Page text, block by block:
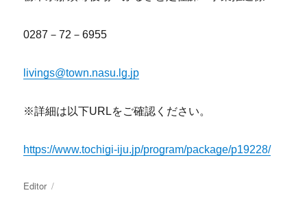
0287－72－6955
livings@town.nasu.lg.jp
※詳細は以下URLをご確認ください。
https://www.tochigi-iju.jp/program/package/p19228/
投
Editor